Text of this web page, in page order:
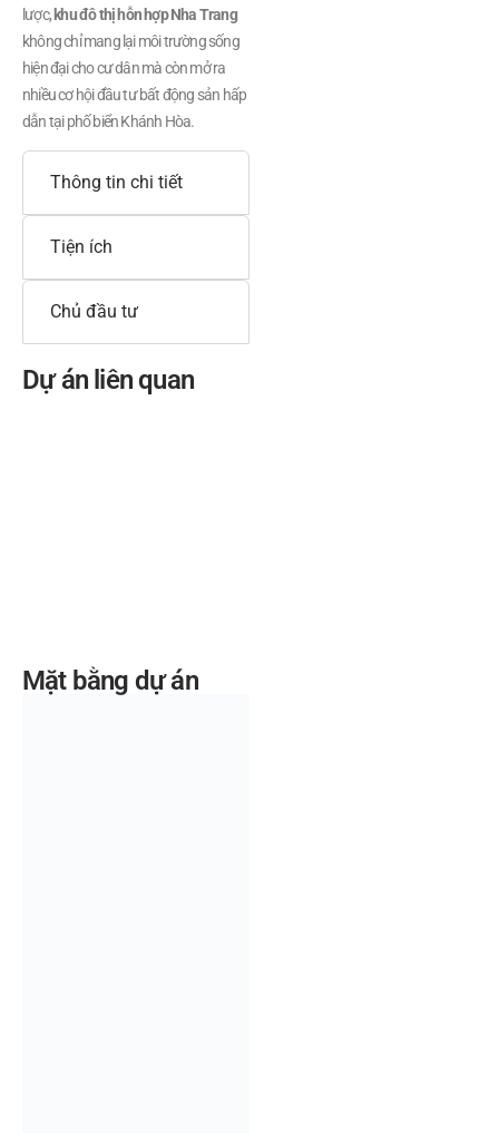
lược, khu đô thị hỗn hợp Nha Trang
không chỉ mang lại môi trường sống
hiện đại cho cư dân mà còn mở ra
nhiều cơ hội đầu tư bất động sản hấp
dẫn tại phố biển Khánh Hòa.
Thông tin chi tiết
Tiện ích
Chủ đầu tư
Dự án liên quan
Mặt bằng dự án